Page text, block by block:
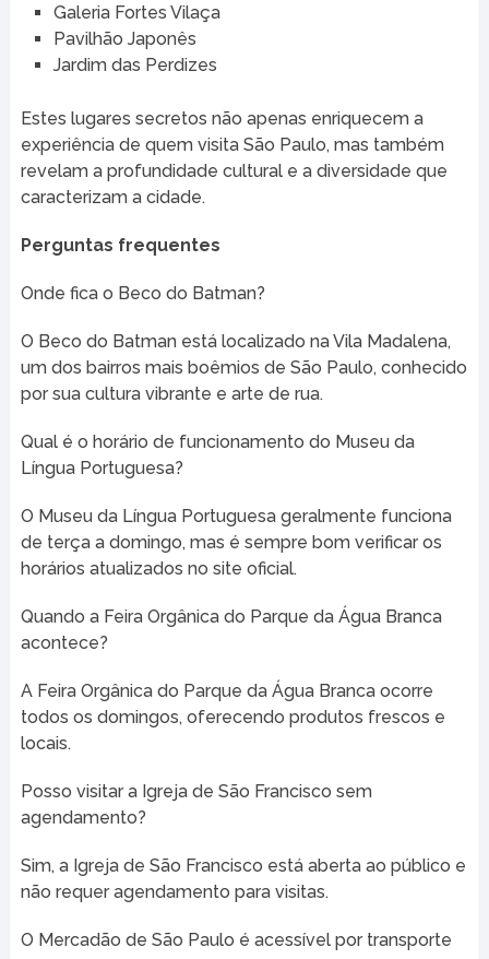
Galeria Fortes Vilaça
Pavilhão Japonês
Jardim das Perdizes
Estes lugares secretos não apenas enriquecem a
experiência de quem visita São Paulo, mas também
revelam a profundidade cultural e a diversidade que
caracterizam a cidade.
Perguntas frequentes
Onde fica o Beco do Batman?
O Beco do Batman está localizado na Vila Madalena,
um dos bairros mais boêmios de São Paulo, conhecido
por sua cultura vibrante e arte de rua.
Qual é o horário de funcionamento do Museu da
Língua Portuguesa?
O Museu da Língua Portuguesa geralmente funciona
de terça a domingo, mas é sempre bom verificar os
horários atualizados no site oficial.
Quando a Feira Orgânica do Parque da Água Branca
acontece?
A Feira Orgânica do Parque da Água Branca ocorre
todos os domingos, oferecendo produtos frescos e
locais.
Posso visitar a Igreja de São Francisco sem
agendamento?
Sim, a Igreja de São Francisco está aberta ao público e
não requer agendamento para visitas.
O Mercadão de São Paulo é acessível por transporte